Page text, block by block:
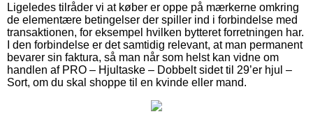
Ligeledes tilråder vi at køber er oppe på mærkerne omkring
de elementære betingelser der spiller ind i forbindelse med
transaktionen, for eksempel hvilken bytteret forretningen har.
I den forbindelse er det samtidig relevant, at man permanent
bevarer sin faktura, så man når som helst kan vidne om
handlen af PRO – Hjultaske – Dobbelt sidet til 29’er hjul –
Sort, om du skal shoppe til en kvinde eller mand.